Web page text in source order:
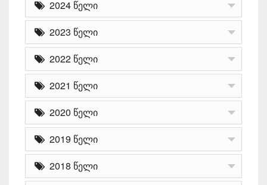
2024 წელი
2023 წელი
2022 წელი
2021 წელი
2020 წელი
2019 წელი
2018 წელი